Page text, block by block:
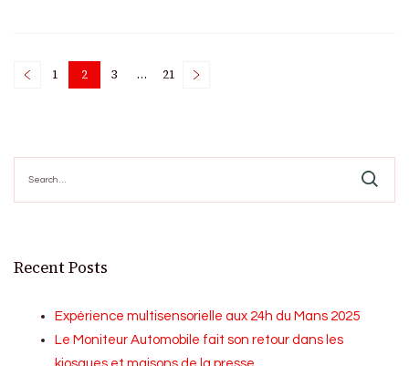
Posts
Page
1 Page
2 Page
3 … Page
21
for:
Recent Posts
Expérience multisensorielle aux 24h du Mans 2025
Le Moniteur Automobile fait son retour dans les